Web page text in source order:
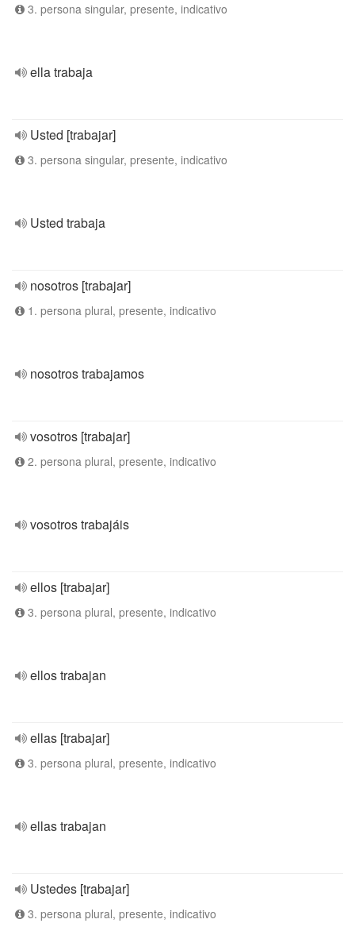
3. persona singular, presente, indicativo
ella trabaja
Usted [trabajar]
3. persona singular, presente, indicativo
Usted trabaja
nosotros [trabajar]
1. persona plural, presente, indicativo
nosotros trabajamos
vosotros [trabajar]
2. persona plural, presente, indicativo
vosotros trabajáis
ellos [trabajar]
3. persona plural, presente, indicativo
ellos trabajan
ellas [trabajar]
3. persona plural, presente, indicativo
ellas trabajan
Ustedes [trabajar]
3. persona plural, presente, indicativo